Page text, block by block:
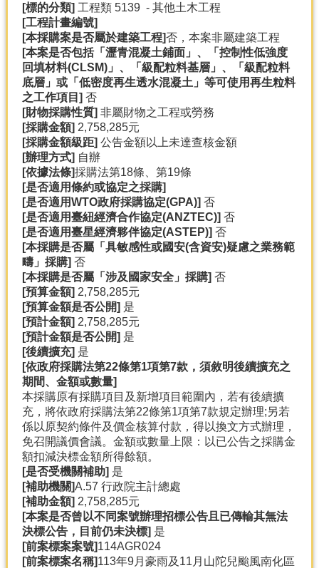
頁
頁
覽
[標的分類] 工程類 5139 - 其他土木工程
[工程計畫編號]
[本採購案是否屬於建築工程]否，本案非屬建築工程
[本案是否包括「瀝青混凝土鋪面」、「控制性低強度
回填材料(CLSM) 」、「級配粒料基層」、「級配粒料
底層」或「低密度再生透水混凝土」等可使用再生粒料
之工作項目] 否
[財物採購性質] 非屬財物之工程或勞務
[採購金額] 2,758,285元
[採購金額級距] 公告金額以上未達查核金額
[辦理方式] 自辦
[依據法條]採購法第18條、第19條
[是否適用條約或協定之採購]
[是否適用WTO政府採購協定(GPA)] 否
[是否適用臺紐經濟合作協定(ANZTEC)] 否
[是否適用臺星經濟夥伴協定(ASTEP)] 否
[本採購是否屬「具敏感性或國安(含資安)疑慮之業務範
疇」採購] 否
[本採購是否屬「涉及國家安全」採購] 否
[預算金額] 2,758,285元
[預算金額是否公開] 是
[預計金額] 2,758,285元
[預計金額是否公開] 是
[後續擴充] 是
[依政府採購法第22條第1項第7款，須敘明後續擴充之
期間、金額或數量]
本採購原有採購項目及新增項目範圍內，若有後續擴
充，將依政府採購法第22條第1項第7款規定辦理;另若
係以原契約條件及價金核算付款，得以換文方式辦理，
免召開議價會議。金額或數量上限：以已公告之採購金
額扣減決標金額所得餘額。
[是否受機關補助] 是
[補助機關]A.57 行政院主計總處
[補助金額] 2,758,285元
[本案是否曾以不同案號辦理招標公告且已傳輸其無法
決標公告，目前仍未決標] 是
[前案標案案號]114AGR024
[前案標案名稱]113年9月豪雨及11月山陀兒颱風南化區